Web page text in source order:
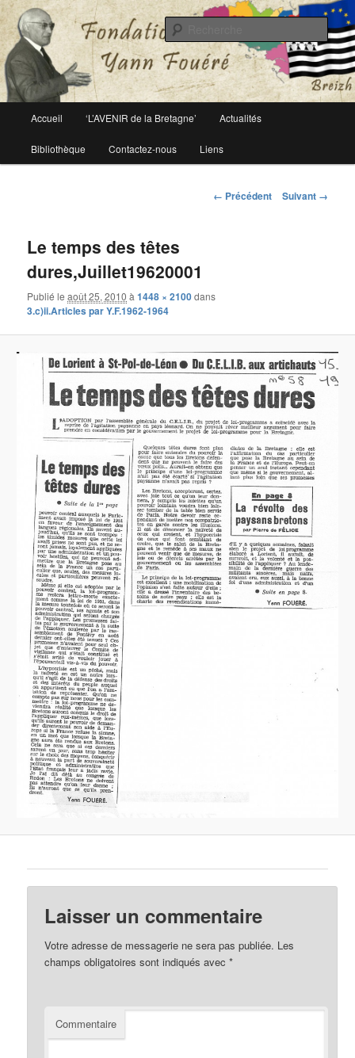
Fondation Yann Fouéré
Le site officiel de la fondation Yann Fouéré
principal
Aller
au
Accueil ‘L’AVENIR de la Bretagne’ Actualités
Bibliothèque Contactez-nous Liens
Navigation
← Précédent Suivant →
Le temps des têtes
dures,Juillet19620001
Publié leaoût 25, 2010 à1448 × 2100dans
3.c)ii.Articles par Y.F.1962-1964
Laisser un commentaire
Votre adresse de messagerie ne sera pas publiée. Les
champs obligatoires sont indiqués avec*
Commentaire